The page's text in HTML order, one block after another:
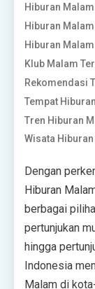
Hiburan
Hiburan
Hiburan
Klub Malam
Rekomendasi
Tempat
Tren Hiburan
Wisata
Dengan
Hiburan
berbagai
pertunjukan
hingga
Indonesia
Malam di